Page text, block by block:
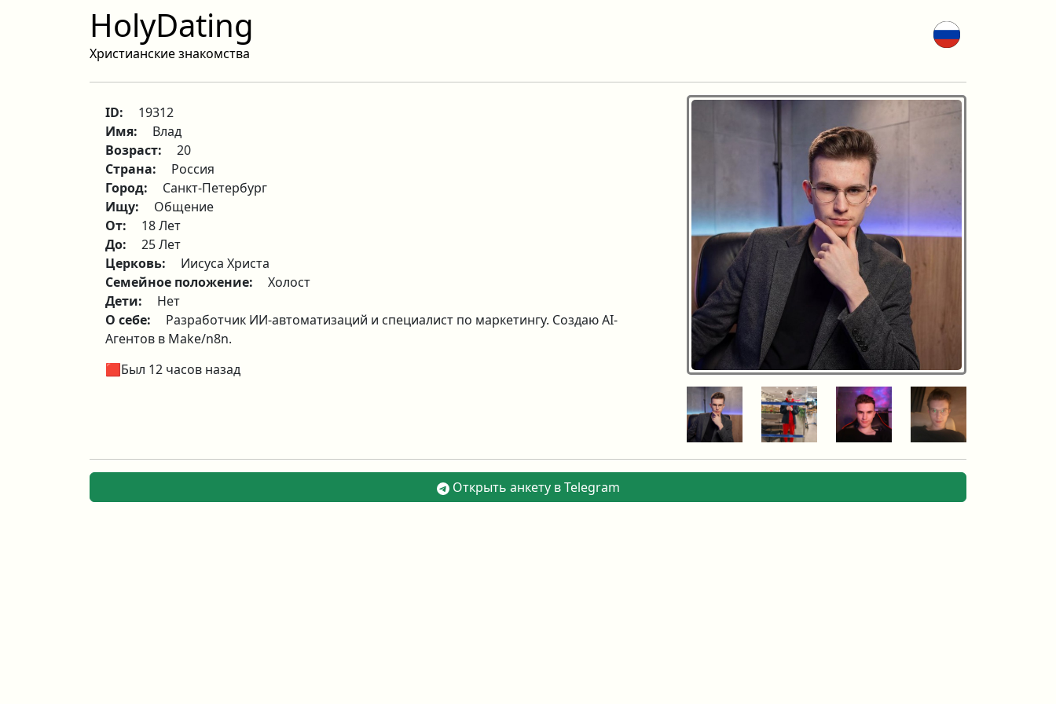
HolyDating
Христианские знакомства
ID:
19312
Имя:
Влад
Возраст:
20
Страна:
Россия
Город:
Санкт-Петербург
Ищу:
Общение
От:
18 Лет
До:
25 Лет
Церковь:
Иисуса Христа
Семейное положение:
Холост
Дети:
Нет
О себе:
Разработчик ИИ-автоматизаций и специалист по маркетингу. Создаю AI-
Агентов в Make/n8n.
🟥Был 12 часов назад
Открыть анкету в Telegram